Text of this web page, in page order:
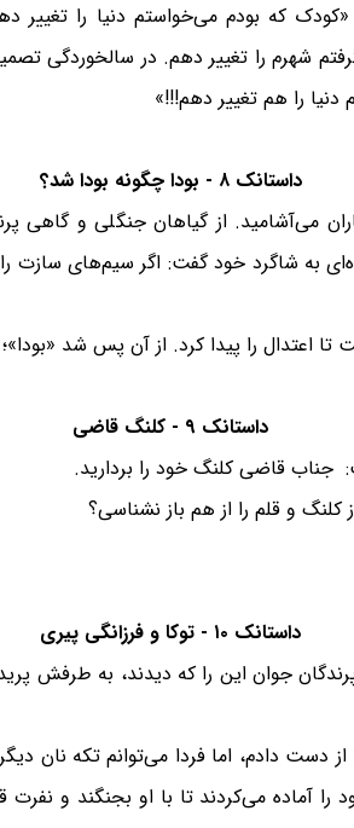
که بودم می‌خواستم دنیا را تغییر
شهرم را تغییر دهم. در سالخوردگی
دنیا را هم تغییر دهم!!!»
داستانک ۸ - بودا چگونه بودا شد؟
می‌آشامید. از گیاهان جنگلی و گاهی
به شاگرد خود گفت: اگر سیم‌های سازت
را پیدا کرد. از آن پس شد «بودا»؛
داستانک ۹ - کلنگ قاضی
قاضی کلنگ خود را بردارید.
و قلم را از هم باز نشناسی؟
داستانک ۱۰ - توکا و فرزانگی پیری
جوان این را که دیدند، به طرفش
دست دادم، اما فردا می‌توانم تکه نان
را آماده می‌کردند تا با او بجنگند و